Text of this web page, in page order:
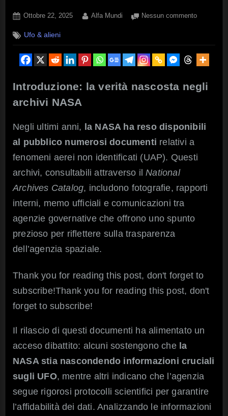
Posted
Ottobre 22, 2025 By
Alfa Mundi Nessun commentosu
nasconde
prove
sugli
Documenti
Ufo & alieni
Introduzione: la verità nascosta negli
archivi NASA
Negli ultimi anni, la NASA ha reso disponibili
al pubblico numerosi documenti relativi a
fenomeni aerei non identificati (UAP). Questi
archivi, consultabili attraverso ilNational
Archives Catalog, includono fotografie, rapporti
interni, memo ufficiali e comunicazioni tra
agenzie governative che offrono uno spunto
prezioso per riflettere sulla trasparenza
dell’agenzia spaziale.
Thank you for reading this post, don't forget to
subscribe!Thank you for reading this post, don't
forget to subscribe!
Il rilascio di questi documenti ha alimentato un
acceso dibattito: alcuni sostengono che la
NASA stia nascondendo informazioni cruciali
sugli UFO, mentre altri indicano che l’agenzia
segue rigorosi protocolli scientifici per garantire
l’affidabilità dei dati. Analizzando le informazioni